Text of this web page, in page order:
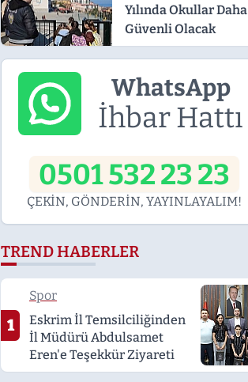
Yılında Okullar Daha
Güvenli Olacak
WhatsApp
İhbar Hattı
0501 532 23 23
ÇEKİN, GÖNDERİN, YAYINLAYALIM!
TREND HABERLER
1
Spor
Eskrim İl Temsilciliğinden
İl Müdürü Abdulsamet
Eren'e Teşekkür Ziyareti